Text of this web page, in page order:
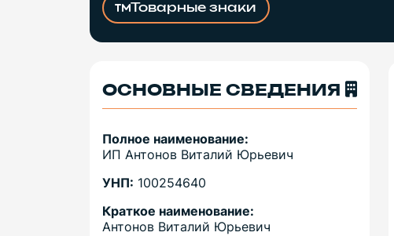
Товарные знаки
ОСНОВНЫЕ СВЕДЕНИЯ
Полное наименование:
ИП Антонов Виталий Юрьевич
УНП: 100254640
Краткое наименование:
Антонов Виталий Юрьевич